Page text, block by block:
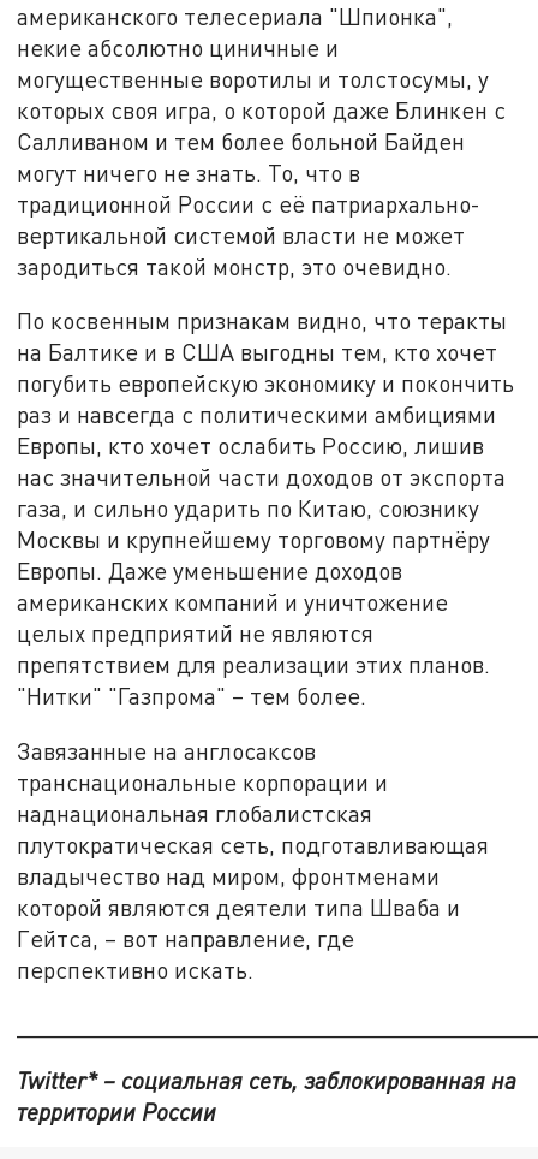
американского телесериала "Шпионка",
некие абсолютно циничные и
могущественные воротилы и толстосумы, у
которых своя игра, о которой даже Блинкен с
Салливаном и тем более больной Байден
могут ничего не знать. То, что в
традиционной России с её патриархально-
вертикальной системой власти не может
зародиться такой монстр, это очевидно.
По косвенным признакам видно, что теракты
на Балтике и в США выгодны тем, кто хочет
погубить европейскую экономику и покончить
раз и навсегда с политическими амбициями
Европы, кто хочет ослабить Россию, лишив
нас значительной части доходов от экспорта
газа, и сильно ударить по Китаю, союзнику
Москвы и крупнейшему торговому партнёру
Европы. Даже уменьшение доходов
американских компаний и уничтожение
целых предприятий не являются
препятствием для реализации этих планов.
"Нитки" "Газпрома" – тем более.
Завязанные на англосаксов
транснациональные корпорации и
наднациональная глобалистская
плутократическая сеть, подготавливающая
владычество над миром, фронтменами
которой являются деятели типа Шваба и
Гейтса, – вот направление, где
перспективно искать.
Twitter* – социальная сеть, заблокированная на
территории России